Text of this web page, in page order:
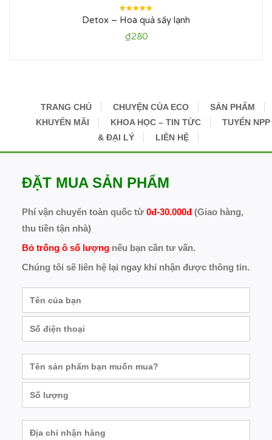
Được xếp
hạng
5
sao
Detox – Hoa quả sấy lạnh
₫280
TRANG CHỦ CHUYỆN CỦA ECO
SẢN PHẨM
KHUYẾN MÃI
KHOA HỌC – TIN TỨC
TUYỂN NPP
& ĐẠI LÝ
LIÊN HỆ
ĐẶT MUA SẢN PHẨM
Phí vận chuyển toàn quốc từ 0đ-30.000đ(Giao hàng,
thu tiền tận nhà)
Bỏ trống ô số lượngnếu bạn cần tư vấn.
Chúng tôi sẽ liên hệ lại ngay khi nhận được thông tin.